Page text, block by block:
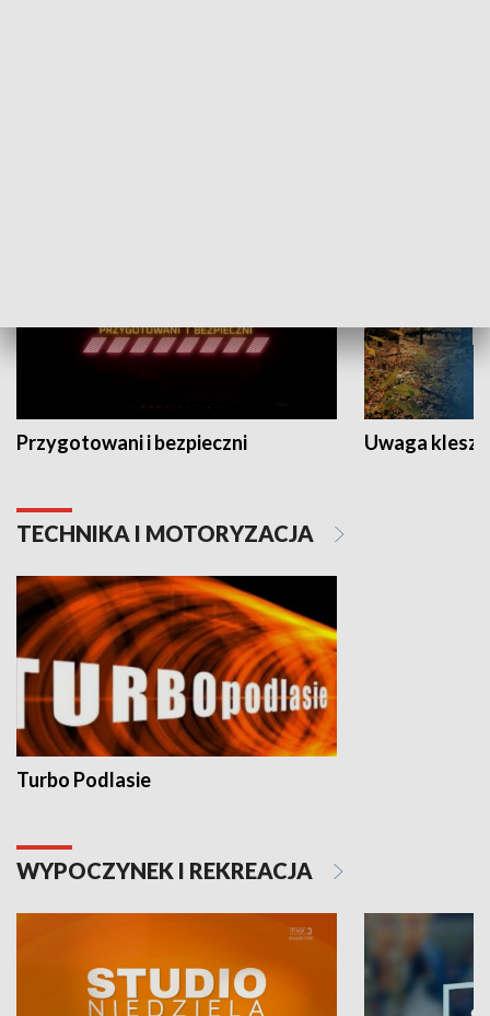
Przygotowani i bezpieczni Uwaga
TECHNIKA I MOTORYZACJA
Turbo Podlasie
WYPOCZYNEK I REKREACJA